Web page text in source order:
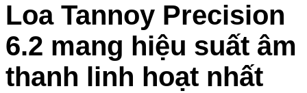
Loa Tannoy Precision
6.2 mang hiệu suất âm
thanh linh hoạt nhất